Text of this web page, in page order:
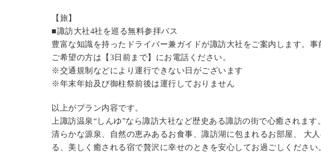
【旅】
■諏訪大社4社を巡る無料参拝バス
豊富な知識を持ったドライバー兼ガイドが諏訪大社をご案内します。 事
ご希望の方は【3日前まで】にお電話ください。
※交通規制などにより運行できない日がございます
※年末年始及び御柱祭前後は運行しておりません
以上がプラン内容です。
上諏訪温泉“しんゆ”なら諏訪大社など歴史ある諏訪の街で心癒されます。
清らかな源泉、自然の恵みあるお食事、諏訪湖に包まれるお部屋、 大
る、美しく癒される宿で贅沢に幸せのときを安心してお過ごしください